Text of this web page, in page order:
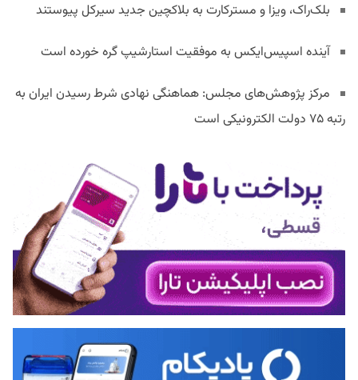
بلک‌راک، ویزا و مسترکارت به بلاکچین جدید سیرکل پیوستند
آینده اسپیس‌ایکس به موفقیت استارشیپ گره خورده است
مرکز پژوهش‌های مجلس: هماهنگی نهادی شرط رسیدن ایران به
رتبه ۷۵ دولت الکترونیکی است